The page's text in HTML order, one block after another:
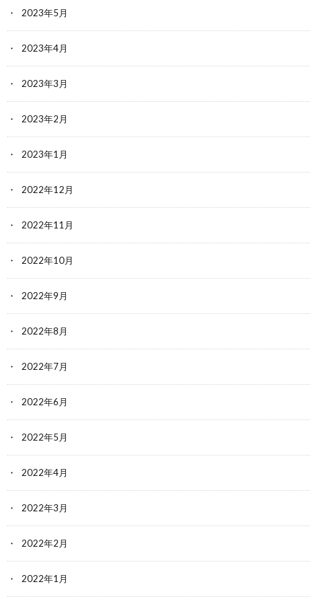
2023年5月
2023年4月
2023年3月
2023年2月
2023年1月
2022年12月
2022年11月
2022年10月
2022年9月
2022年8月
2022年7月
2022年6月
2022年5月
2022年4月
2022年3月
2022年2月
2022年1月